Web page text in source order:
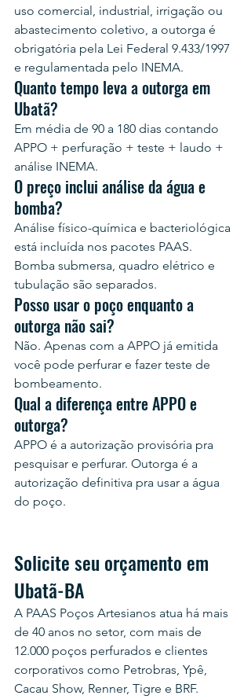
uso comercial, industrial, irrigação ou
abastecimento coletivo, a outorga é
obrigatória pela Lei Federal 9.433/1997
e regulamentada pelo INEMA.
Quanto tempo leva a outorga em
Ubatã?
Em média de 90 a 180 dias contando
APPO + perfuração + teste + laudo +
análise INEMA.
O preço inclui análise da água e
bomba?
Análise físico-química e bacteriológica
está incluída nos pacotes PAAS.
Bomba submersa, quadro elétrico e
tubulação são separados.
Posso usar o poço enquanto a
outorga não sai?
Não. Apenas com a APPO já emitida
você pode perfurar e fazer teste de
bombeamento.
Qual a diferença entre APPO e
outorga?
APPO é a autorização provisória pra
pesquisar e perfurar. Outorga é a
autorização definitiva pra usar a água
do poço.
Solicite seu orçamento em
Ubatã-BA
A PAAS Poços Artesianos atua há mais
de 40 anos no setor, com mais de
12.000 poços perfurados e clientes
corporativos como Petrobras, Ypê,
Cacau Show, Renner, Tigre e BRF.